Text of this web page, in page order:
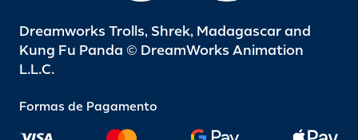
Dreamworks Trolls, Shrek, Madagascar and
Kung Fu Panda © DreamWorks Animation
L.L.C.
Formas de Pagamento